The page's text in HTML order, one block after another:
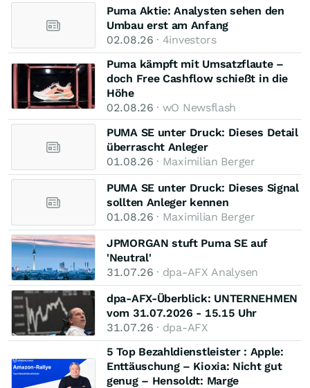
Puma Aktie: Analysten sehen den
Umbau erst am Anfang
02.08.26 · 4investors
Puma kämpft mit Umsatzflaute –
doch Free Cashflow schießt in die
Höhe
02.08.26 · wO Newsflash
PUMA SE unter Druck: Dieses Detail
überrascht Anleger
01.08.26 · Maximilian Berger
PUMA SE unter Druck: Dieses Signal
sollten Anleger kennen
01.08.26 · Maximilian Berger
JPMORGAN stuft Puma SE auf
'Neutral'
31.07.26 · dpa-AFX Analysen
dpa-AFX-Überblick: UNTERNEHMEN
vom 31.07.2026 - 15.15 Uhr
31.07.26 · dpa-AFX
5 Top Bezahldienstleister : Apple:
Enttäuschung – Kioxia: Nicht gut
genug – Hensoldt: Marge